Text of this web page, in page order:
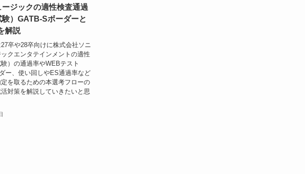
ージックの適性検査通過
）GATB-Sボーダーと
解説
卒や28卒向けに株式会社ソニ
クエンタテインメントの適性
）の通過率やWEBテスト
ー、使い回しやES通過率など
を取るための本選考フローの
対策を解説していきたいと思